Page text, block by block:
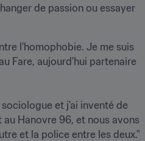
de passion ou essayer
l'homophobie. Je me suis
Fare, aujourd'hui partenaire
et j'ai inventé de
Hanovre 96, et nous avons
et la police entre les deux."